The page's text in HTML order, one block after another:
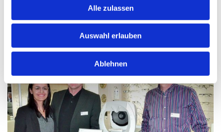
Alle zulassen
Auswahl erlauben
Ablehnen